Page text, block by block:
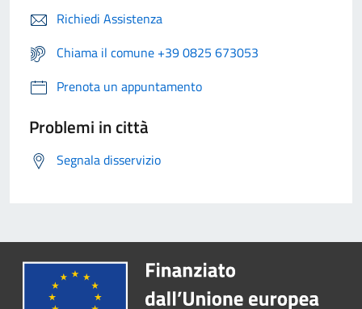
Richiedi Assistenza
Chiama il comune +39 0825 673053
Prenota un appuntamento
Problemi in città
Segnala disservizio